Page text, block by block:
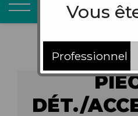
DÉT./
Vous
Professionnel